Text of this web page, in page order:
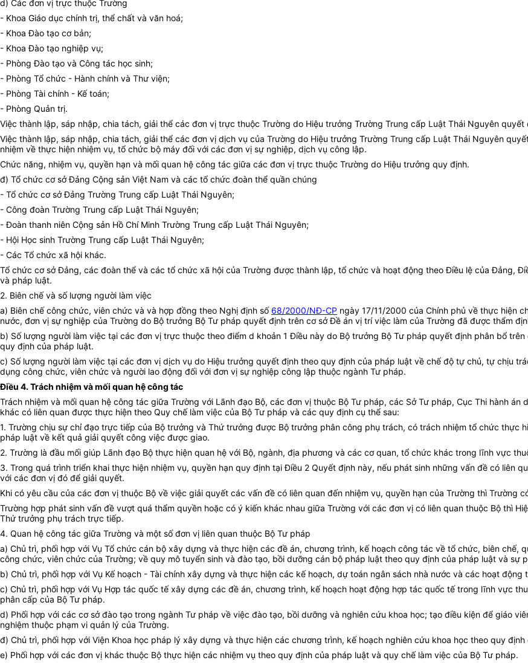
d) Các đơn vị trực thuộc Trường
- Khoa Giáo dục chính trị, thể chất và văn hoá;
- Khoa Đào tạo cơ bản;
- Khoa Đào tạo nghiệp vụ;
- Phòng Đào tạo và Công tác học sinh;
- Phòng Tổ chức - Hành chính và Thư viện;
- Phòng Tài chính - Kế toán;
- Phòng Quản trị.
Việc thành lập, sáp nhập, chia tách, giải thể các đơn vị trực thuộc Trường do Hiệu trưởng Trường Trung cấp Luật Thái Nguyên
Việc thành lập, sáp nhập, chia tách, giải thể các đơn vị dịch vụ của Trường do Hiệu trưởng Trường Trung cấp Luật Thái Nguyên
nhiệm về thực hiện nhiệm vụ, tổ chức bộ máy đối với các đơn vị sự nghiệp, dịch vụ công lập.
Chức năng, nhiệm vụ, quyền hạn và mối quan hệ công tác giữa các đơn vị trực thuộc Trường do Hiệu trưởng quy định.
đ) Tổ chức cơ sở Đảng Cộng sản Việt Nam và các tổ chức đoàn thể quần chúng
- Tổ chức cơ sở Đảng Trường Trung cấp Luật Thái Nguyên;
- Công đoàn Trường Trung cấp Luật Thái Nguyên;
- Đoàn thanh niên Cộng sản Hồ Chí Minh Trường Trung cấp Luật Thái Nguyên;
- Hội Học sinh Trường Trung cấp Luật Thái Nguyên;
- Các Tổ chức xã hội khác.
Tổ chức cơ sở Đảng, các đoàn thể và các tổ chức xã hội của Trường được thành lập, tổ chức và hoạt động theo Điều lệ của Đảng,
và pháp luật.
2. Biên chế và số lượng người làm việc
a) Biên chế công chức, viên chức và và hợp đồng theo Nghị định số 68/2000/NĐ-CP ngày 17/11/2000 của Chính phủ về thực hiện
nước, đơn vị sự nghiệp của Trường do Bộ trưởng Bộ Tư pháp quyết định trên cơ sở Đề án vị trí việc làm của Trường đã được thẩm
b) Số lượng người làm việc tại các đơn vị trực thuộc theo điểm d khoản 1 Điều này do Bộ trưởng Bộ Tư pháp quyết định phân bổ
quy định của pháp luật.
c) Số lượng người làm việc tại các đơn vị dịch vụ do Hiệu trưởng quyết định theo quy định của pháp luật về chế độ tự chủ, tự chịu
dụng công chức, viên chức và người lao động đối với đơn vị sự nghiệp công lập thuộc ngành Tư pháp.
Điều 4. Trách nhiệm và mối quan hệ công tác
Trách nhiệm và mối quan hệ công tác giữa Trường với Lãnh đạo Bộ, các đơn vị thuộc Bộ Tư pháp, các Sở Tư pháp, Cục Thi hành
khác có liên quan được thực hiện theo Quy chế làm việc của Bộ Tư pháp và các quy định cụ thể sau:
1. Trường chịu sự chỉ đạo trực tiếp của Bộ trưởng và Thứ trưởng được Bộ trưởng phân công phụ trách, có trách nhiệm tổ chức thực
pháp luật về kết quả giải quyết công việc được giao.
2. Trường là đầu mối giúp Lãnh đạo Bộ thực hiện quan hệ với Bộ, ngành, địa phương và các cơ quan, tổ chức khác trong lĩnh vực
3. Trong quá trình triển khai thực hiện nhiệm vụ, quyền hạn quy định tại Điều 2 Quyết định này, nếu phát sinh những vấn đề có liên
với các đơn vị đó để giải quyết.
Khi có yêu cầu của các đơn vị thuộc Bộ về việc giải quyết các vấn đề có liên quan đến nhiệm vụ, quyền hạn của Trường thì Trường
Trường hợp phát sinh vấn đề vượt quá thẩm quyền hoặc có ý kiến khác nhau giữa Trường với các đơn vị có liên quan thuộc Bộ thì
Thứ trưởng phụ trách trực tiếp.
4. Quan hệ công tác giữa Trường và một số đơn vị liên quan thuộc Bộ Tư pháp
a) Chủ trì, phối hợp với Vụ Tổ chức cán bộ xây dựng và thực hiện các đề án, chương trình, kế hoạch công tác về tổ chức, biên chế,
công chức, viên chức của Trường; về quy mô tuyển sinh và đào tạo, bồi dưỡng cán bộ pháp luật theo quy định của pháp luật và sự
b) Chủ trì, phối hợp với Vụ Kế hoạch - Tài chính xây dựng và thực hiện các kế hoạch, dự toán ngân sách nhà nước và các hoạt
c) Chủ trì, phối hợp với Vụ Hợp tác quốc tế xây dựng các đề án, chương trình, kế hoạch hoạt động hợp tác quốc tế trong lĩnh vực
phân cấp của Bộ Tư pháp.
d) Phối hợp với các cơ sở đào tạo trong ngành Tư pháp về việc đào tạo, bồi dưỡng và nghiên cứu khoa học; tạo điều kiện để giáo
nghiệm thuộc phạm vi quản lý của Trường.
đ) Chủ trì, phối hợp với Viện Khoa học pháp lý xây dựng và thực hiện các chương trình, kế hoạch nghiên cứu khoa học theo quy
e) Phối hợp với các đơn vị khác thuộc Bộ thực hiện các nhiệm vụ theo quy định của pháp luật và quy chế làm việc của Bộ Tư pháp.